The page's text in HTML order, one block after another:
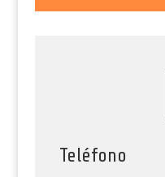
Teléfono